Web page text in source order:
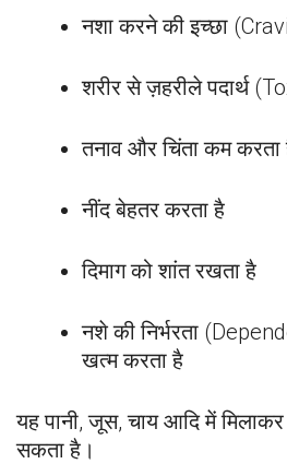
नशा करने की इच्छा
शरीर से ज़हरीले पदार्थ
तनाव और चिंता कम करता
नींद बेहतर करता है
दिमाग को शांत रखता है
नशे की निर्भरता
खत्म करता है
यह पानी, जूस, चाय आदि में
सकता है।